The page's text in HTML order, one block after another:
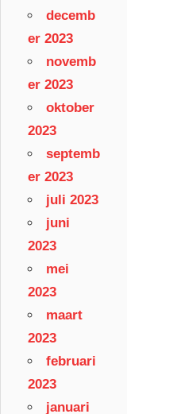
decemb
er 2023
novemb
er 2023
oktober
2023
septemb
er 2023
juli 2023
juni
2023
mei
2023
maart
2023
februari
2023
januari